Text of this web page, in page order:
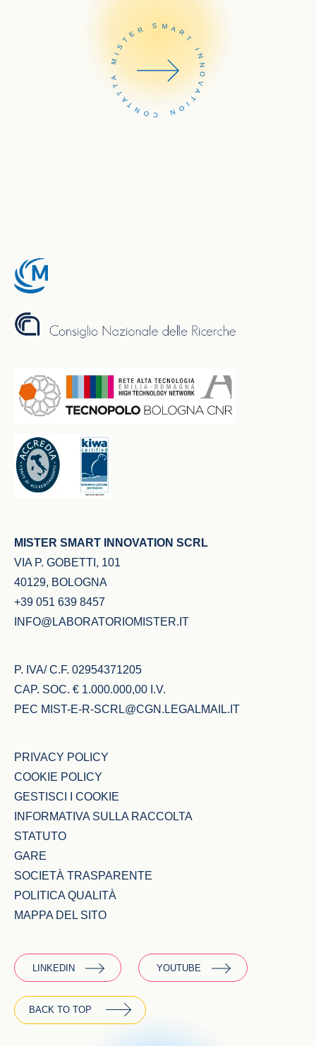
CONTATTA MISTER SMART INNOVATION
MISTER SMART INNOVATION SCRL
VIA P. GOBETTI, 101
40129, BOLOGNA
+39 051 639 8457
INFO@LABORATORIOMISTER.IT
P. IVA/ C.F. 02954371205
CAP. SOC. € 1.000.000,00 I.V.
PEC MIST-E-R-SCRL@CGN.LEGALMAIL.IT
PRIVACY POLICY
COOKIE POLICY
GESTISCI I COOKIE
INFORMATIVA SULLA RACCOLTA
STATUTO
GARE
SOCIETÀ TRASPARENTE
POLITICA QUALITÀ
MAPPA DEL SITO
LINKEDIN YOUTUBE
BACK TO TOP